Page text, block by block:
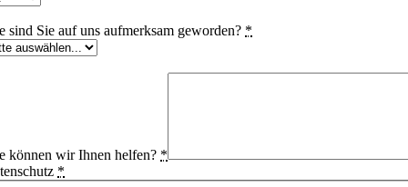
sind Sie auf uns aufmerksam geworden? *
können wir Ihnen helfen? *
*